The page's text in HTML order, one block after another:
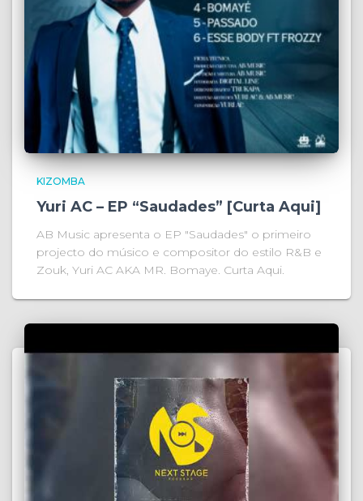
KIZOMBA
Yuri AC – EP “Saudades” [Curta Aqui]
AB Music apresenta o EP "Saudades" o primeiro
projecto do músico e compositor do estilo R&B e
Zouk, Yuri AC AKA MR. Bomaye. Curta Aqui.